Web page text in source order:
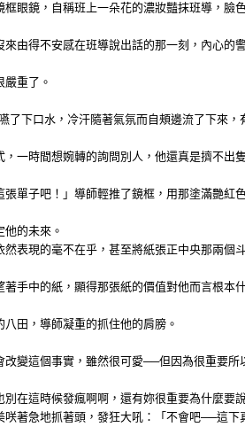
眼鏡，自稱班上一朵花的濃妝豔抹班導，臉
來由得不安感在班導說出話的那一刻，內心的
重了。
了下口水，冷汗隨著氣氛而自頰邊流了下來，
一時間想婉轉的詢問別人，他還真是擠不出
張單子吧！」導師輕推了鏡框，用那塗滿艷紅
的未來。
表現的毫不在乎，甚至將紙張正中央那兩個
著手中的紙，顯得那張紙的價值對他而言根本
田，導師凝重的抓住他的肩膀。
改變這個事實，雖然很可愛──但因為很重要所
在這時候發瘋啊啊，還有妳很重要為什麼要
著急地抓著頭，發狂大吼：「不會吧──這下